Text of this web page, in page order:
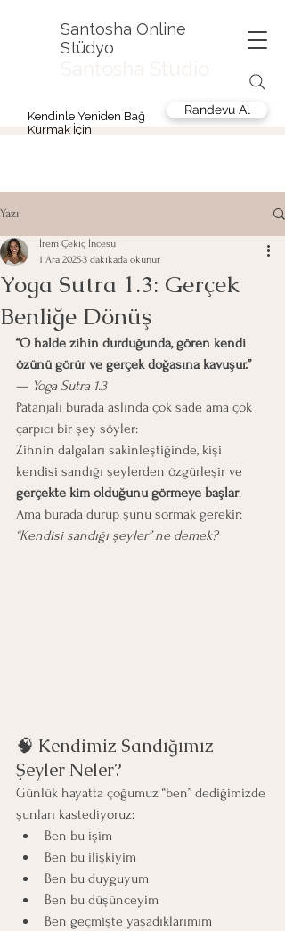
Santosha Online
Stüdyo
Kendinle Yeniden Bağ
Kurmak İçin
Randevu Al
Yazı
Yoga Sutra 1.3: Gerçek
Benliğe Dönüş
İrem Çekiç İncesu
1 Ara 20253 dakikada okunur
“O halde zihin durduğunda, gören kendi
özünü görür ve gerçek doğasına kavuşur.”
— Yoga Sutra 1.3
Patanjali burada aslında çok sade ama çok
çarpıcı bir şey söyler:
Zihnin dalgaları sakinleştiğinde, kişi
kendisi sandığı şeylerden özgürleşir ve
gerçekte kim olduğunu görmeye başlar.
Ama burada durup şunu sormak gerekir:
“Kendisi sandığı şeyler” ne demek?
🧠 Kendimiz Sandığımız
Şeyler Neler?
Günlük hayatta çoğumuz “ben” dediğimizde
şunları kastediyoruz:
Ben bu işim
Ben bu ilişkiyim
Ben bu duyguyum
Ben bu düşünceyim
Ben geçmişte yaşadıklarımım